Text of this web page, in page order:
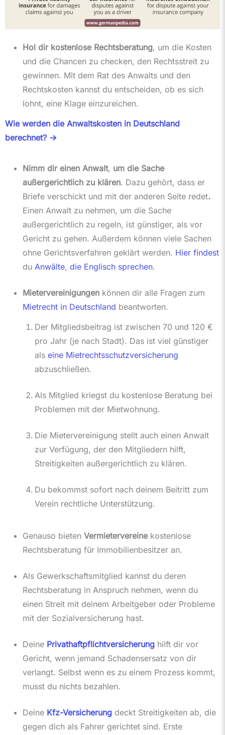
Hol dir kostenlose Rechtsberatung, um die Kosten
und die Chancen zu checken, den Rechtsstreit zu
gewinnen. Mit dem Rat des Anwalts und den
Rechtskosten kannst du entscheiden, ob es sich
lohnt, eine Klage einzureichen.
Wie werden die Anwaltskosten in Deutschland
berechnet? ->
Nimm dir einen Anwalt, um die Sache
außergerichtlich zu klären. Dazu gehört, dass er
Briefe verschickt und mit der anderen Seite redet.
Einen Anwalt zu nehmen, um die Sache
außergerichtlich zu regeln, ist günstiger, als vor
Gericht zu gehen. Außerdem können viele Sachen
ohne Gerichtsverfahren geklärt werden. Hier findest
du Anwälte, die Englisch sprechen.
Mietervereinigungen können dir alle Fragen zum
Mietrecht in Deutschland beantworten.
Der Mitgliedsbeitrag ist zwischen 70 und 120 €
pro Jahr (je nach Stadt). Das ist viel günstiger
als eine Mietrechtsschutzversicherung
abzuschließen.
Als Mitglied kriegst du kostenlose Beratung bei
Problemen mit der Mietwohnung.
Die Mietervereinigung stellt auch einen Anwalt
zur Verfügung, der den Mitgliedern hilft,
Streitigkeiten außergerichtlich zu klären.
Du bekommst sofort nach deinem Beitritt zum
Verein rechtliche Unterstützung.
Genauso bieten Vermietervereinekostenlose
Rechtsberatung für Immobilienbesitzer an.
Als Gewerkschaftsmitglied kannst du deren
Rechtsberatung in Anspruch nehmen, wenn du
einen Streit mit deinem Arbeitgeber oder Probleme
mit der Sozialversicherung hast.
Deine Privathaftpflichtversicherung hilft dir vor
Gericht, wenn jemand Schadensersatz von dir
verlangt. Selbst wenn es zu einem Prozess kommt,
musst du nichts bezahlen.
Deine Kfz-Versicherung deckt Streitigkeiten ab, die
gegen dich als Fahrer gerichtet sind. Erste